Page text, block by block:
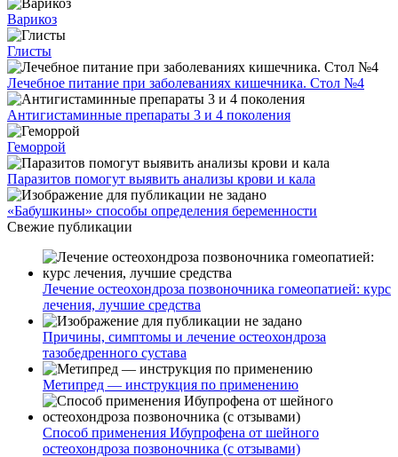
Варикоз
Глисты
Лечебное питание при заболеваниях кишечника. Стол №4
Антигистаминные препараты 3 и 4 поколения
Геморрой
Паразитов помогут выявить анализы крови и кала
«Бабушкины» способы определения беременности
Свежие публикации
Лечение остеохондроза позвоночника гомеопатией: курс
лечения, лучшие средства
Причины, симптомы и лечение остеохондроза
тазобедренного сустава
Метипред — инструкция по применению
Способ применения Ибупрофена от шейного
остеохондроза позвоночника (с отзывами)